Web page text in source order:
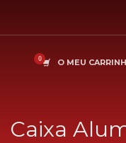
O MEU
Caixa